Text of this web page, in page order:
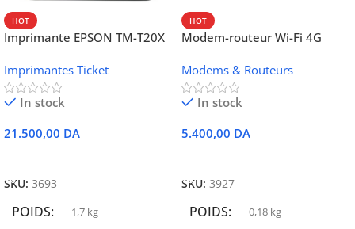
HOT
Imprimante EPSON TM-T20X
Ethernet
Imprimantes Ticket
In stock
21.500,00 DA
SKU: 3693
POIDS 1,7 kg
HOT
Modem-routeur Wi-Fi 4G
Modems & Routeurs
In stock
5.400,00 DA
SKU: 3927
POIDS 0,18 kg